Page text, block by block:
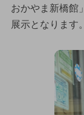
おかやま新橋
展示となります。